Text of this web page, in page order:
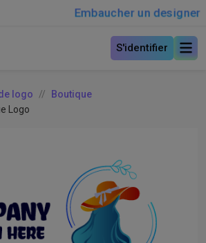
Embaucher un designer
S'identifier
logo
Boutique
Logo